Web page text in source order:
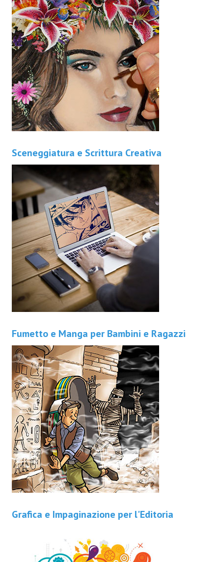
Sceneggiatura e Scrittura Creativa
Fumetto e Manga per Bambini e Ragazzi
Grafica e Impaginazione per l'Editoria